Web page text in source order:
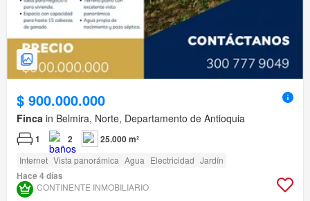
$ 900.000.000
Finca in Belmira, Norte, Departamento de Antioquia
1 2 25.000 m²
Internet Vista panorámica Agua Electricidad Jardín
Hace 4 días
CONTINENTE INMOBILIARIO